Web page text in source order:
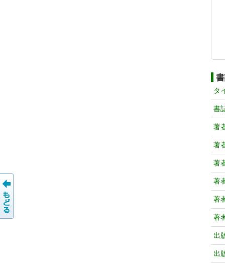
タ
書
著
著
著
著
著
著
出
出